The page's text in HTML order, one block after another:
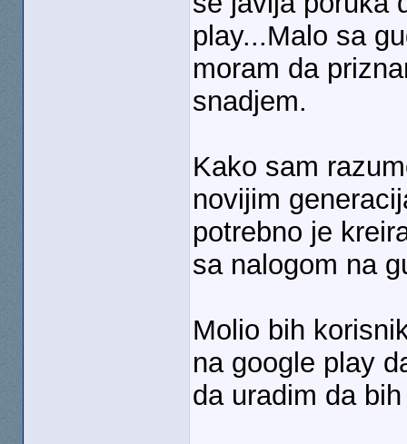
play...Malo sa
moram da
snadjem.
Kako sam
novijim
potrebno je
sa nalogom na
Molio bih
na google play
da uradim da